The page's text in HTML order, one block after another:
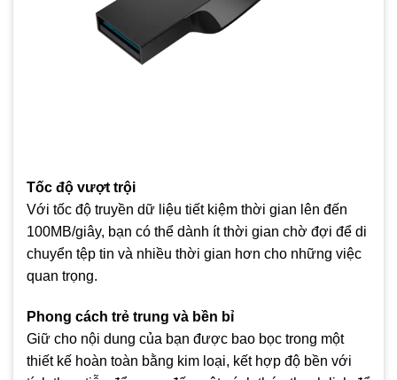
Tốc độ vượt trội
Với tốc độ truyền dữ liệu tiết kiệm thời gian lên đến
100MB/giây, bạn có thể dành ít thời gian chờ đợi để di
chuyển tệp tin và nhiều thời gian hơn cho những việc
quan trọng.
Phong cách trẻ trung và bền bỉ
Giữ cho nội dung của bạn được bao bọc trong một
thiết kế hoàn toàn bằng kim loại, kết hợp độ bền với